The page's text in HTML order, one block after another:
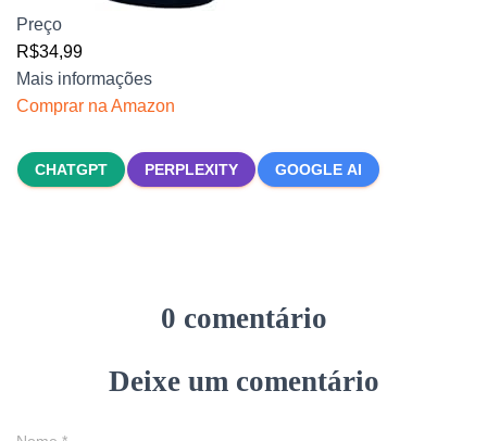
Preço
R$34,99
Mais informações
Comprar na Amazon
CHATGPT PERPLEXITY GOOGLE AI
0 comentário
Deixe um comentário